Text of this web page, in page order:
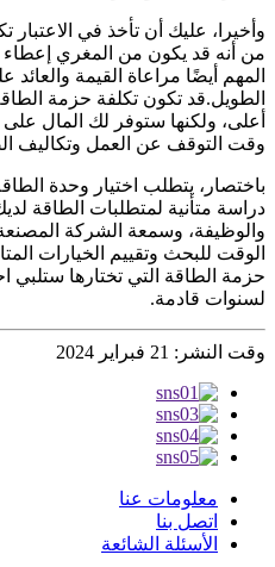
وأخيرا، عليك أن تأخذ في
من أنه قد يكون من المغري إعطاء
المهم أيضًا مراعاة القيمة
الطويل.قد تكون تكلفة حزمة
أعلى، ولكنها ستوفر لك المال
وقت التوقف عن العمل وتكاليف
دراسة متأنية لمتطلبات الطاقة
والوظيفة، وسمعة الشركة
الوقت للبحث وتقييم الخيارات
حزمة الطاقة التي تختارها ستلبي
لسنوات قادمة.
وقت النشر: 21 فبراير 2024
معلومات عنا
اتصل بنا
الأسئلة الشائعة